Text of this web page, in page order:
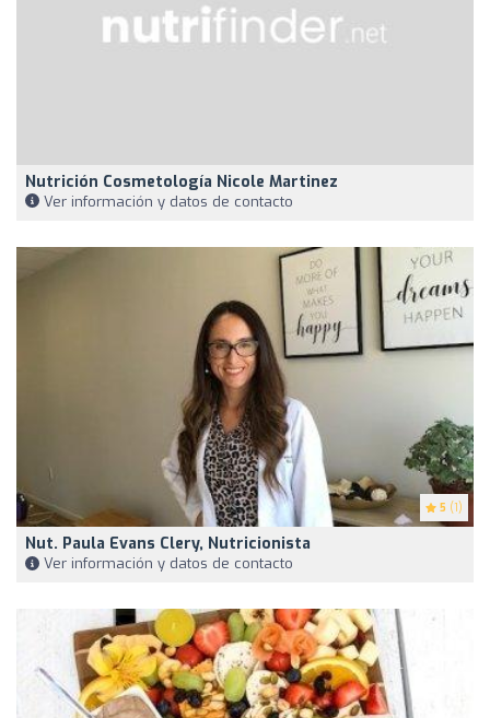
Nutrición Cosmetología Nicole Martinez
Ver información y datos de contacto
5 (1)
Nut. Paula Evans Clery, Nutricionista
Ver información y datos de contacto